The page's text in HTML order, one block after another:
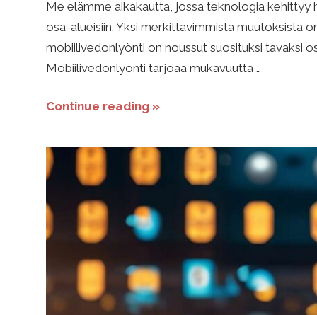
e
d
o
n
l
y
Me elämme aikakautta, jossa teknologia kehittyy
osa-alueisiin. Yksi merkittävimmistä muutoksista
mobiilivedonlyönti on noussut suosituksi tavaksi
Mobiilivedonlyönti tarjoaa mukavuutta …
Continue reading »